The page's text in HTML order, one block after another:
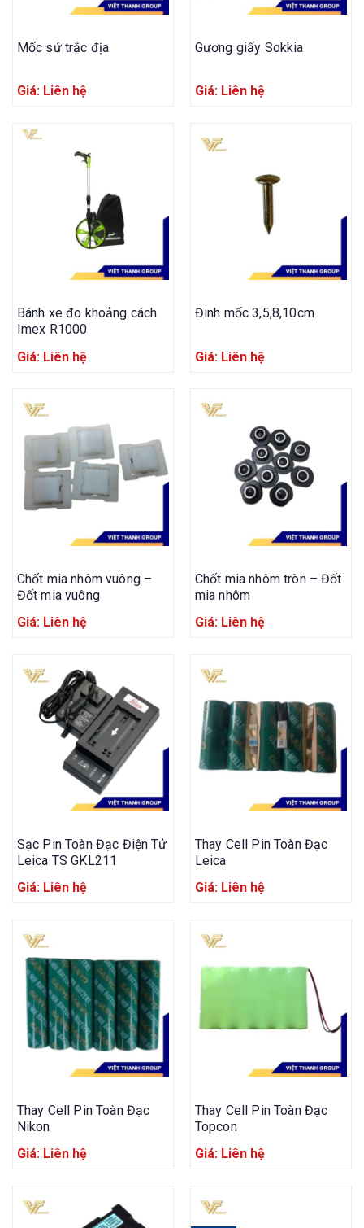
Mốc sứ trắc địa
Giá: Liên hệ
Gương giấy Sokkia
Giá: Liên hệ
Bánh xe đo khoảng cách
Imex R1000
Giá: Liên hệ
Đinh mốc 3,5,8,10cm
Giá: Liên hệ
Chốt mia nhôm vuông –
Đốt mia vuông
Giá: Liên hệ
Chốt mia nhôm tròn – Đốt
mia nhôm
Giá: Liên hệ
Sạc Pin Toàn Đạc Điện Tử
Leica TS GKL211
Giá: Liên hệ
Thay Cell Pin Toàn Đạc
Leica
Giá: Liên hệ
Thay Cell Pin Toàn Đạc
Nikon
Giá: Liên hệ
Thay Cell Pin Toàn Đạc
Topcon
Giá: Liên hệ